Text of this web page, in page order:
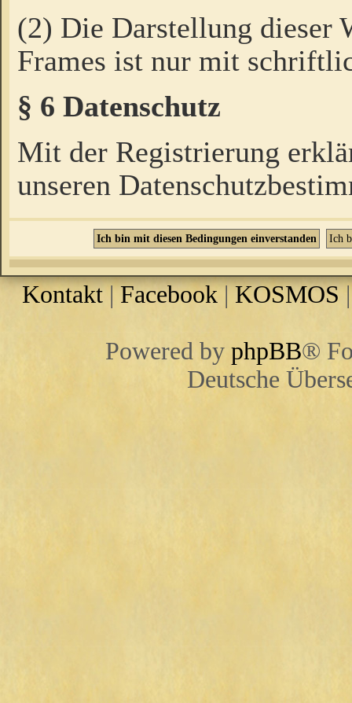
(2) Die Darstellung dieser
Frames ist nur mit
§ 6 Datenschutz
Mit der Registrierung
unseren
Kontakt |Facebook | KOSMOS
Powered by phpBB®
Deutsche